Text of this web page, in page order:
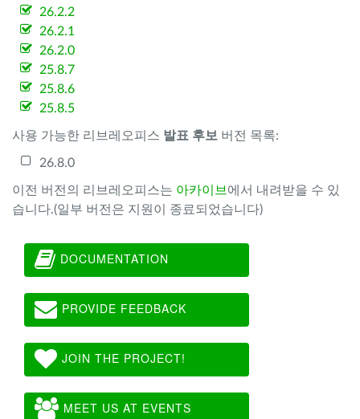
26.2.2
26.2.1
26.2.0
25.8.7
25.8.6
25.8.5
사용 가능한 리브레오피스 발표 후보 버전 목록:
26.8.0
이전 버전의 리브레오피스는 아카이브 에서 내려받을 수 있
습니다.(일부 버전은 지원이 종료되었습니다)
DOCUMENTATION
PROVIDE FEEDBACK
JOIN THE PROJECT!
MEET US AT EVENTS